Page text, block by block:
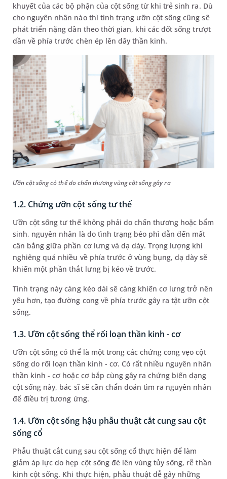
khuyết của các bộ phận của cột sống từ khi trẻ sinh ra. Dù
cho nguyên nhân nào thì tình trạng ưỡn cột sống cũng sẽ
phát triển nặng dần theo thời gian, khi các đốt sống trượt
dần về phía trước chèn ép lên dây thần kinh.
Ưỡn cột sống có thể do chấn thương vùng cột sống gây ra
1.2. Chứng ưỡn cột sống tư thế
Ưỡn cột sống tư thế không phải do chấn thương hoặc bẩm
sinh, nguyên nhân là do tình trạng béo phì dẫn đến mất
cân bằng giữa phần cơ lưng và dạ dày. Trọng lượng khi
nghiêng quá nhiều về phía trước ở vùng bụng, dạ dày sẽ
khiến một phần thắt lưng bị kéo về trước.
Tình trạng này càng kéo dài sẽ càng khiến cơ lưng trở nên
yếu hơn, tạo đường cong về phía trước gây ra tật ưỡn cột
sống.
1.3. Ưỡn cột sống thể rối loạn thần kinh - cơ
Ưỡn cột sống có thể là một trong các chứng cong vẹo cột
sống do rối loạn thần kinh - cơ. Có rất nhiều nguyên nhân
thần kinh - cơ hoặc cơ bắp cùng gây ra chứng biến dạng
cột sống này, bác sĩ sẽ cần chẩn đoán tìm ra nguyên nhân
để điều trị tương ứng.
1.4. Ưỡn cột sống hậu phẫu thuật cắt cung sau cột
sống cổ
Phẫu thuật cắt cung sau cột sống cổ thực hiện để làm
giảm áp lực do hẹp cột sống đè lên vùng tủy sống, rễ thần
kinh cột sống. Khi thực hiện, phẫu thuật dễ gây những